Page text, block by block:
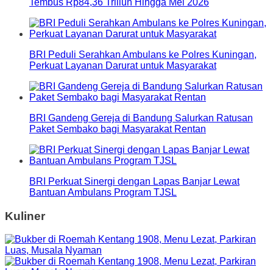
Tembus Rp84,36 Triliun Hingga Mei 2026
BRI Peduli Serahkan Ambulans ke Polres Kuningan,
Perkuat Layanan Darurat untuk Masyarakat
BRI Gandeng Gereja di Bandung Salurkan Ratusan
Paket Sembako bagi Masyarakat Rentan
BRI Perkuat Sinergi dengan Lapas Banjar Lewat
Bantuan Ambulans Program TJSL
Kuliner